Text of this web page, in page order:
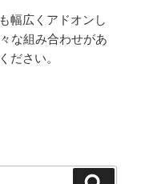
幅広くアドオンし
な組み合わせがあ
ださい。